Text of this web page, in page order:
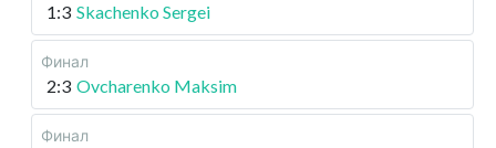
1:3 Skachenko Sergei
Финал
2:3 Ovcharenko Maksim
Финал